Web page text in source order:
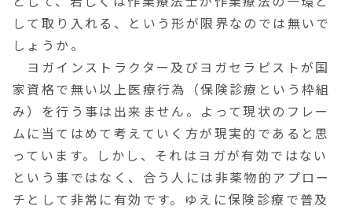
して取り入れる、という形が限界なのでは無いで
しょうか。
ヨガインストラクター及びヨガセラピストが国
家資格で無い以上医療行為（保険診療という枠組
み）を行う事は出来ません。よって現状のフレー
ムに当てはめて考えていく方が現実的であると思
っています。しかし、それはヨガが有効ではない
という事ではなく、合う人には非薬物的アプロー
チとして非常に有効です。ゆえに保険診療で普及